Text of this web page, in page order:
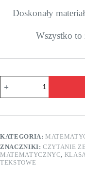
Doskonały
Wszystko to
Bystrzakowa
matematyka.
KATEGORIA:
ZNACZNIKI:CZYTANIE
MATEMATYCZNYC,
TEKSTOWE